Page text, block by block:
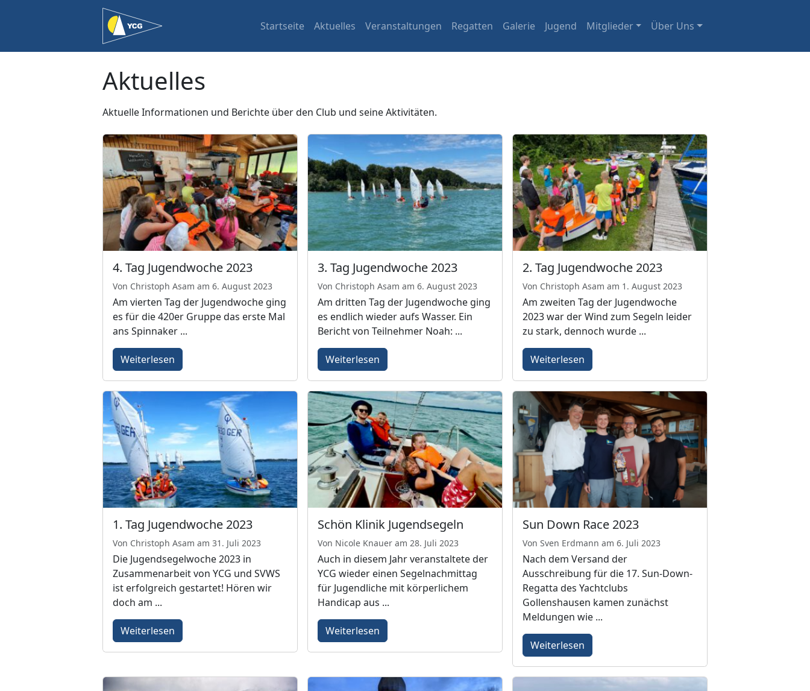
Startseite Aktuelles Veranstaltungen Regatten Galerie Jugend Mitglieder Über Uns
Aktuelles
Aktuelle Informationen und Berichte über den Club und seine Aktivitäten.
4. Tag Jugendwoche 2023
Von Christoph Asam am 6. August 2023
Am vierten Tag der Jugendwoche ging
es für die 420er Gruppe das erste Mal
ans Spinnaker ...
Weiterlesen
3. Tag Jugendwoche 2023
Von Christoph Asam am 6. August 2023
Am dritten Tag der Jugendwoche ging
es endlich wieder aufs Wasser. Ein
Bericht von Teilnehmer Noah: ...
Weiterlesen
2. Tag Jugendwoche 2023
Von Christoph Asam am 1. August 2023
Am zweiten Tag der Jugendwoche
2023 war der Wind zum Segeln leider
zu stark, dennoch wurde ...
Weiterlesen
1. Tag Jugendwoche 2023
Von Christoph Asam am 31. Juli 2023
Die Jugendsegelwoche 2023 in
Zusammenarbeit von YCG und SVWS
ist erfolgreich gestartet! Hören wir
doch am ...
Weiterlesen
Schön Klinik Jugendsegeln
Von Nicole Knauer am 28. Juli 2023
Auch in diesem Jahr veranstaltete der
YCG wieder einen Segelnachmittag
für Jugendliche mit körperlichem
Handicap aus ...
Weiterlesen
Sun Down Race 2023
Von Sven Erdmann am 6. Juli 2023
Nach dem Versand der
Ausschreibung für die 17. Sun-Down-
Regatta des Yachtclubs
Gollenshausen kamen zunächst
Meldungen wie ...
Weiterlesen